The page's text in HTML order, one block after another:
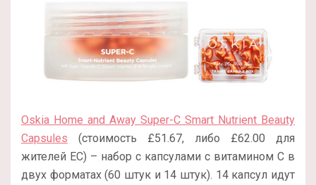
Oskia Home and Away Super-C Smart Nutrient Beauty
Capsules (стоимость £51.67, либо £62.00 для
жителей ЕС) – набор с капсулами с витамином С в
двух форматах (60 штук и 14 штук). 14 капсул идут